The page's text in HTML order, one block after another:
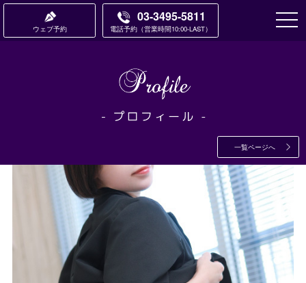
ウェブ予約 電話予約
03-3495-5811
営業時間10:00-LAST
一覧ページへ